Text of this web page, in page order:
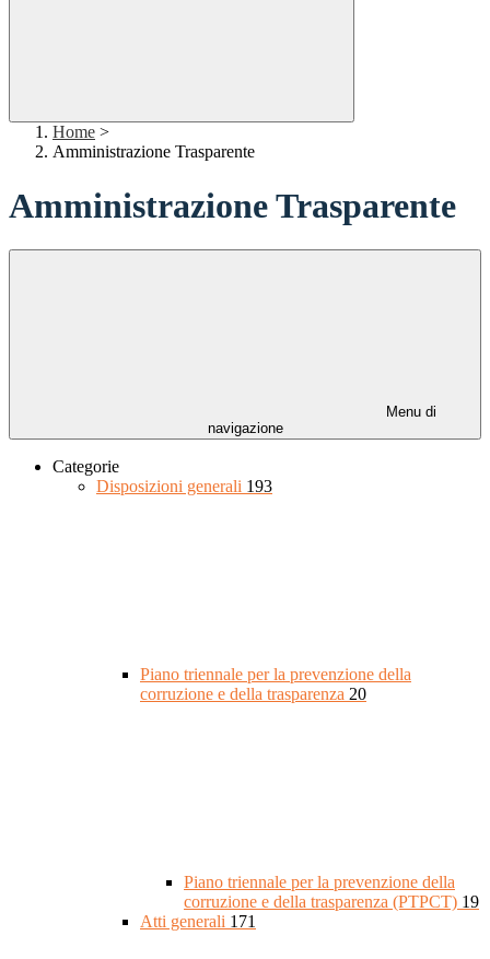
Home >
Amministrazione Trasparente
Amministrazione Trasparente
Menu di
navigazione
Categorie
Disposizioni generali 193
Piano triennale per la prevenzione della
corruzione e della trasparenza 20
Piano triennale per la prevenzione della
corruzione e della trasparenza (PTPCT) 19
Atti generali 171